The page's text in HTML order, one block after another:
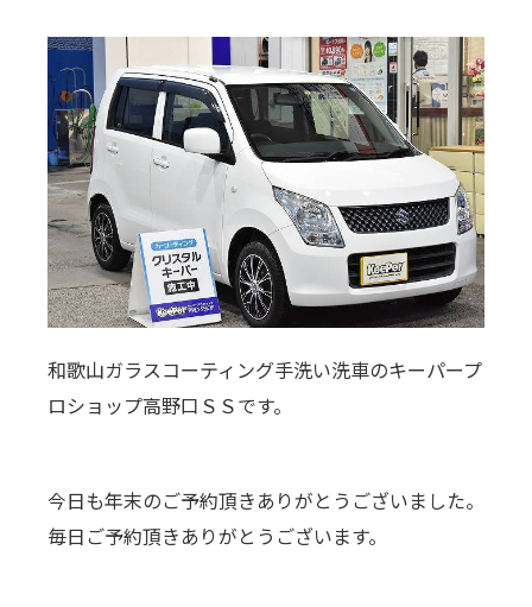
和歌山ガラスコーティング手洗い洗車のキーパープ
ロショップ高野口ＳＳです。
今日も年末のご予約頂きありがとうございました。
毎日ご予約頂きありがとうございます。